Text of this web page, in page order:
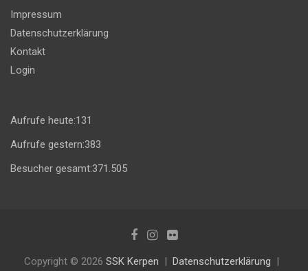
Impressum
Datenschutzerklärung
Kontakt
Login
Aufrufe heute:131
Aufrufe gestern:383
Besucher gesamt:371.505
Copyright © 2026 SSK Kerpen Datenschutzerklärung